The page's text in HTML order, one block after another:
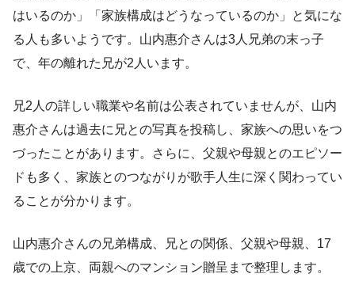
はいるのか」「家族構成はどうなっているのか」と気にな
る人も多いようです。山内惠介さんは3人兄弟の末っ子
で、年の離れた兄が2人います。
兄2人の詳しい職業や名前は公表されていませんが、山内
惠介さんは過去に兄との写真を投稿し、家族への思いをつ
づったことがあります。さらに、父親や母親とのエピソー
ドも多く、家族とのつながりが歌手人生に深く関わってい
ることが分かります。
山内惠介さんの兄弟構成、兄との関係、父親や母親、17
歳での上京、両親へのマンション贈呈まで整理します。